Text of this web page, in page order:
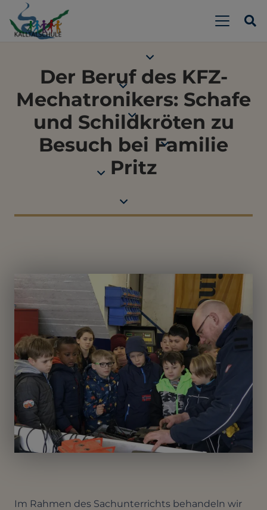
Der Beruf des KFZ-
Mechatronikers: Schafe
und Schildkröten zu
Besuch bei Familie
Pritz
Im Rahmen des Sachunterrichts behandeln wir